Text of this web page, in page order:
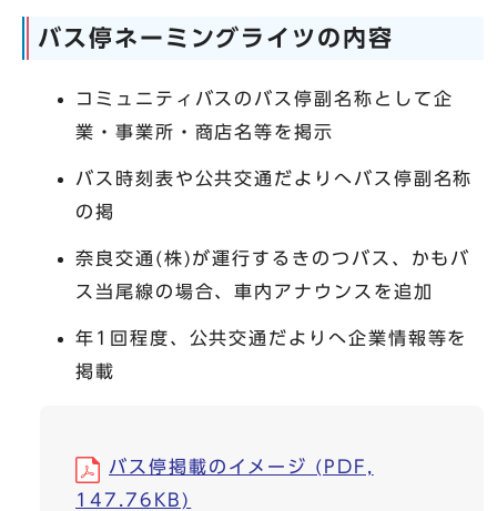
バス停ネーミングライツの内容
コミュニティバスのバス停副名称として企
業・事業所・商店名等を掲示
バス時刻表や公共交通だよりへバス停副名称
の掲
奈良交通(株)が運行するきのつバス、かもバ
ス当尾線の場合、車内アナウンスを追加
年1回程度、公共交通だよりへ企業情報等を
掲載
バス停掲載のイメージ (PDF,
147.76KB)